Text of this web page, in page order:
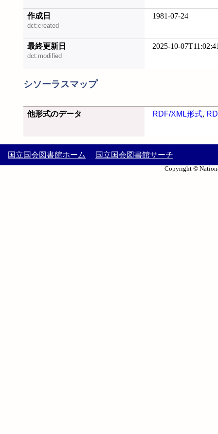
作成日
dct:created
1981-07-24
最終更新日
dct:modified
2025-10-
シソーラスマップ
他形式のデータ RDF/XML形式,
国立国会図書館ホーム 国立国会図書館サーチ
Copyright ©